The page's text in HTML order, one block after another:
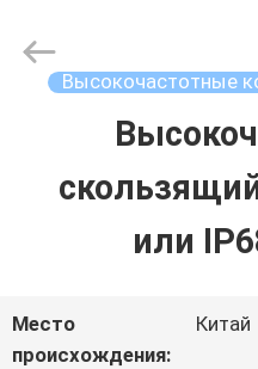
VR
Electronics
Высокочастотные
или
Место
происхождения:
Китай